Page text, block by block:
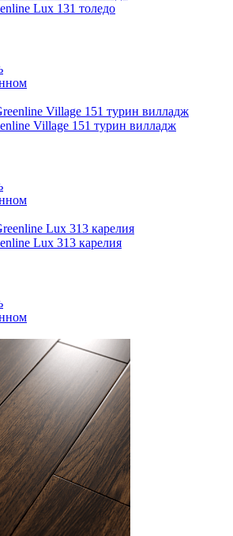
Lux 131 толедо
Village 151 турин вилладж
Lux 313 карелия